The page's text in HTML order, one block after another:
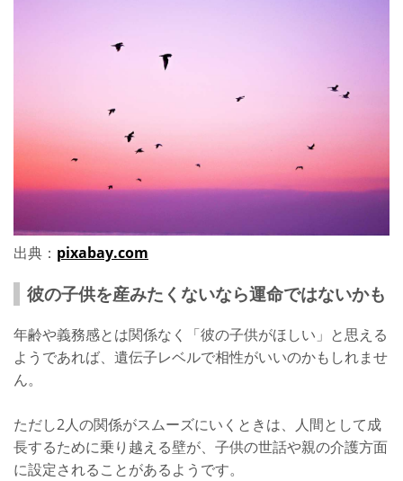
出典： pixabay.com
彼の子供を産みたくないなら運命ではないかも
年齢や義務感とは関係なく「彼の子供がほしい」と思える
ようであれば、遺伝子レベルで相性がいいのかもしれませ
ん。
ただし2人の関係がスムーズにいくときは、人間として成
長するために乗り越える壁が、子供の世話や親の介護方面
に設定されることがあるようです。